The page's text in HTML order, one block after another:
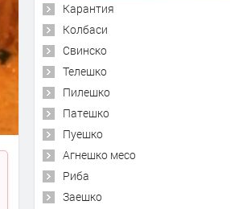
Карантия
Колбаси
Свинско
Телешко
Пилешко
Патешко
Пуешко
Агнешко месо
Риба
Заешко